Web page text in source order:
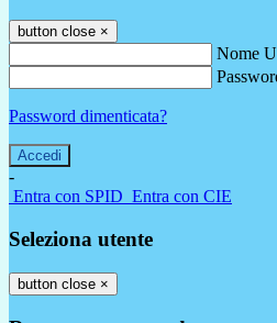
button close ×
Nome
Password dimenticata?
-
Entra con SPID Entra con CIE
Seleziona utente
button close ×